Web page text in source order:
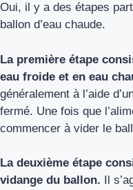
Oui, il y a des étapes
ballon d’eau chaude.
La première étape
eau froide et en eau
généralement à l’aide
fermé. Une fois que
commencer à vider le
La deuxième étape
vidange du ballon. Il